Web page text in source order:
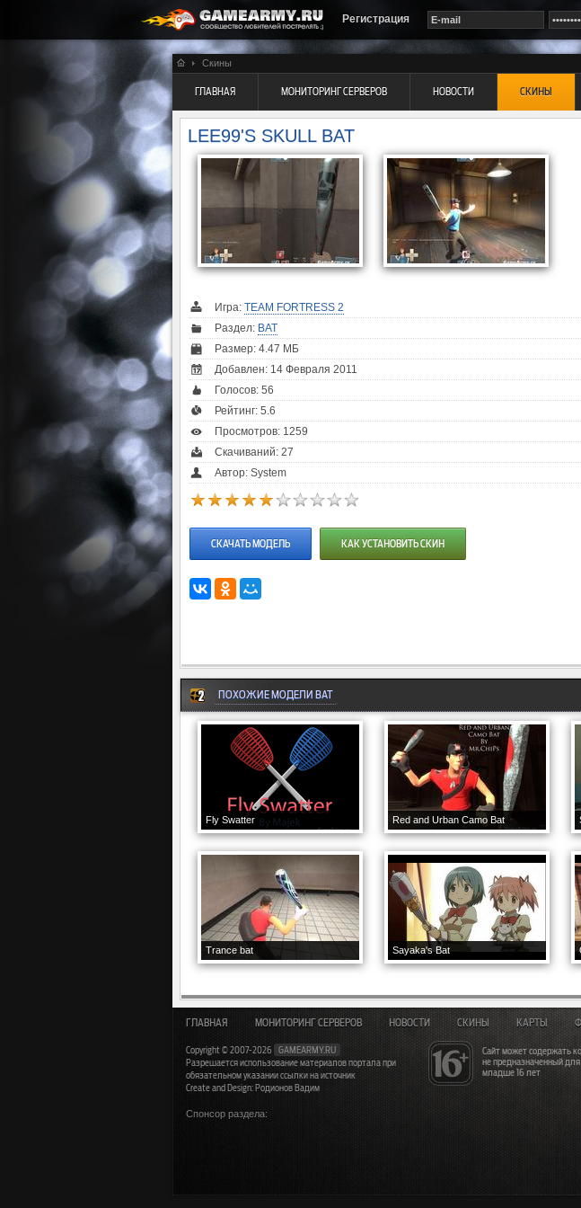
Регистрация
Скины
ГЛАВНАЯ МОНИТОРИНГ СЕРВЕРОВ НОВОСТИ СКИНЫ
LEE99'S SKULL BAT
Игра: TEAM FORTRESS 2
Раздел: BAT
Размер: 4.47 МБ
Добавлен: 14 Февраля 2011
Голосов: 56
Рейтинг: 5.6
Просмотров: 1259
Скачиваний: 27
Автор: System
СКАЧАТЬ МОДЕЛЬ КАК УСТАНОВИТЬ СКИН
ПОХОЖИЕ МОДЕЛИ BAT
Fly Swatter Red and Urban Camo Bat
Trance bat Sayaka's Bat
Сайт может содержать
не предназначенный
младше 16 лет
ГЛАВНАЯ МОНИТОРИНГ СЕРВЕРОВ НОВОСТИ СКИНЫ КАРТЫ
Copyright © 2007-2026
GAMEARMY.RU
Разрешается использование материалов портала при
обязательном указании ссылки на источник
Create and Design: Родионов Вадим
Спонсор раздела: